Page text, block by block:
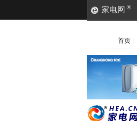
家电网 ®
首页